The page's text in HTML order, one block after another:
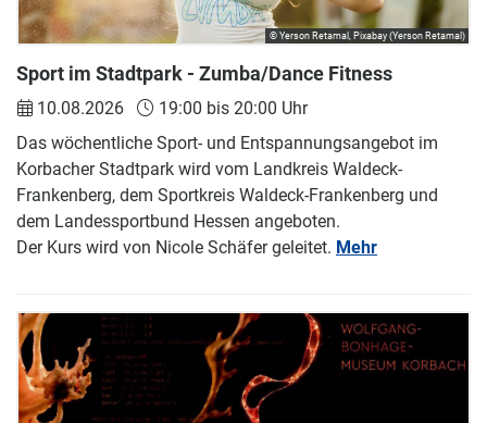
Sport im Stadtpark - Zumba/Dance Fitness
10.08.2026
19:00 bis 20:00 Uhr
Das wöchentliche Sport- und Entspannungsangebot im
Korbacher Stadtpark wird vom Landkreis Waldeck-
Frankenberg, dem Sportkreis Waldeck-Frankenberg und
dem Landessportbund Hessen angeboten.
Der Kurs wird von Nicole Schäfer geleitet. Mehr
© Yerson Retamal, Pixabay (Yerson Retamal)